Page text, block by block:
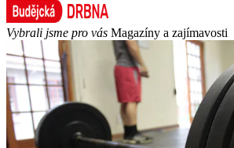
Vybrali jsme pro vás Magazíny a zajímavosti